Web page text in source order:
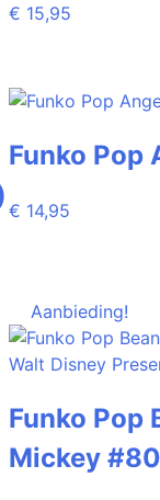
€ 15,95
Funko Pop
€ 14,95
Aanbieding!
Funko Pop
Mickey